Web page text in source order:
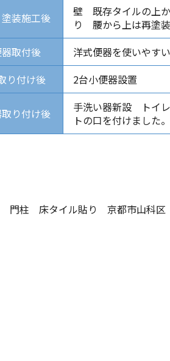
装施工後
壁 既存タイルの上
り 腰から上は再塗装
取付後
洋式便器を使いやす
り付け後
2台小便器設置
り付け後
手洗い器新設 トイ
トの口を付けました。
門柱 床タイル貼り 京都市山科区